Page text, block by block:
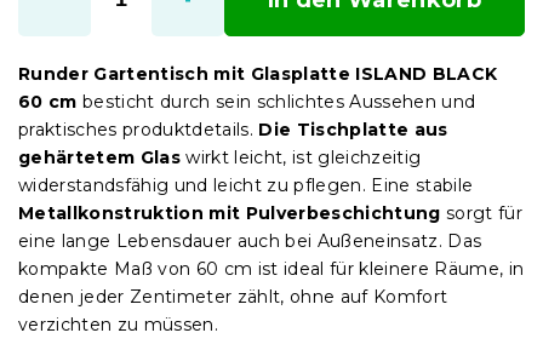
Runder Gartentisch mit Glasplatte ISLAND BLACK
60 cm besticht durch sein schlichtes Aussehen und
praktisches produktdetails. Die Tischplatte aus
gehärtetem Glas wirkt leicht, ist gleichzeitig
widerstandsfähig und leicht zu pflegen. Eine stabile
Metallkonstruktion mit Pulverbeschichtung sorgt für
eine lange Lebensdauer auch bei Außeneinsatz. Das
kompakte Maß von 60 cm ist ideal für kleinere Räume, in
denen jeder Zentimeter zählt, ohne auf Komfort
verzichten zu müssen.